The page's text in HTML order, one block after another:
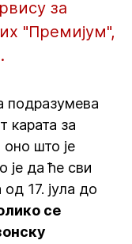
за
"Премијум",
подразумева
карата за
што је
је да ће сви
17. јула до
се